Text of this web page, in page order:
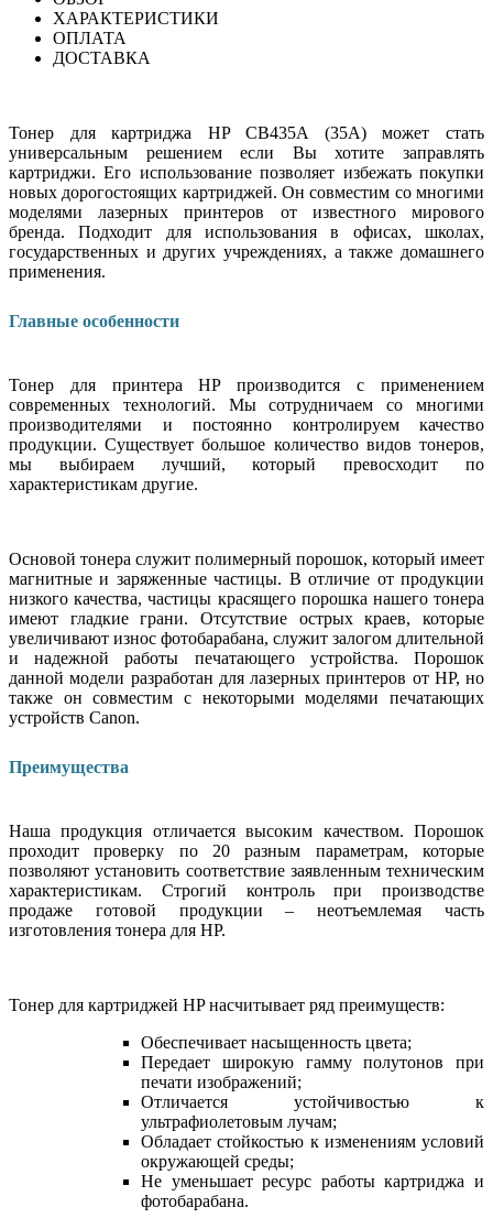
ХАРАКТЕРИСТИКИ
ОПЛАТА
ДОСТАВКА
Тонер для картриджа HP CB435A (35A) может стать
универсальным решением если Вы хотите заправлять
картриджи. Его использование позволяет избежать покупки
новых дорогостоящих картриджей. Он совместим со многими
моделями лазерных принтеров от известного мирового
бренда. Подходит для использования в офисах, школах,
государственных и других учреждениях, а также домашнего
применения.
Главные особенности
Тонер для принтера HP производится с применением
современных технологий. Мы сотрудничаем со многими
производителями и постоянно контролируем качество
продукции. Существует большое количество видов тонеров,
мы выбираем лучший, который превосходит по
характеристикам другие.
Основой тонера служит полимерный порошок, который имеет
магнитные и заряженные частицы. В отличие от продукции
низкого качества, частицы красящего порошка нашего тонера
имеют гладкие грани. Отсутствие острых краев, которые
увеличивают износ фотобарабана, служит залогом длительной
и надежной работы печатающего устройства. Порошок
данной модели разработан для лазерных принтеров от HP, но
также он совместим с некоторыми моделями печатающих
устройств Canon.
Преимущества
Наша продукция отличается высоким качеством. Порошок
проходит проверку по 20 разным параметрам, которые
позволяют установить соответствие заявленным техническим
характеристикам. Строгий контроль при производстве
продаже готовой продукции – неотъемлемая часть
изготовления тонера для HP.
Тонер для картриджей HP насчитывает ряд преимуществ:
Обеспечивает насыщенность цвета;
Передает широкую гамму полутонов при
печати изображений;
Отличается устойчивостью к
ультрафиолетовым лучам;
Обладает стойкостью к изменениям условий
окружающей среды;
Не уменьшает ресурс работы картриджа и
фотобарабана.